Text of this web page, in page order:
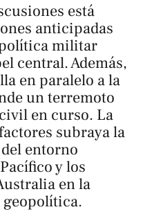
está
anticipadas
política militar
central. Además,
en paralelo a la
un terremoto
en curso. La
subraya la
entorno
y los
en la